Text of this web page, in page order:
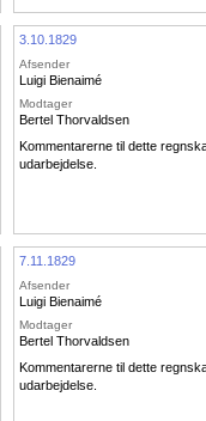
3.10.1829
Afsender
Luigi Bienaimé
Modtager
Bertel Thorvaldsen
Kommentarerne til dette
udarbejdelse.
7.11.1829
Afsender
Luigi Bienaimé
Modtager
Bertel Thorvaldsen
Kommentarerne til dette
udarbejdelse.